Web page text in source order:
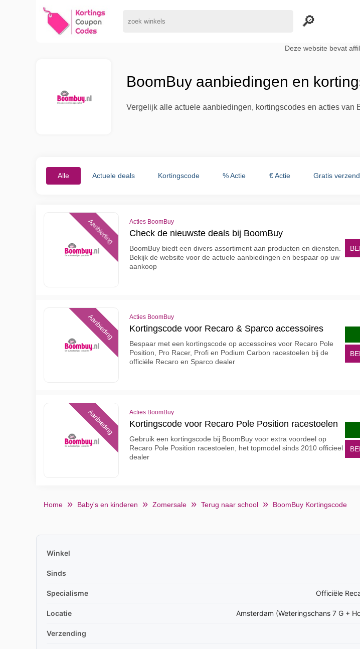
Deze website bevat
BoomBuy aanbiedingen en
Vergelijk alle actuele aanbiedingen, kortingscodes en acties
Alle Actuele deals Kortingscode % Actie € Actie Gratis
Aanbieding Acties BoomBuy
Check de nieuwste deals bij BoomBuy
BoomBuy biedt een divers assortiment aan producten en diensten.
Bekijk de website voor de actuele aanbiedingen en bespaar op uw
aankoop
Aanbieding Acties BoomBuy
Kortingscode voor Recaro & Sparco accessoires
Bespaar met een kortingscode op accessoires voor Recaro Pole
Position, Pro Racer, Profi en Podium Carbon racestoelen bij de
officiële Recaro en Sparco dealer
Aanbieding Acties BoomBuy
Kortingscode voor Recaro Pole Position racestoelen
Gebruik een kortingscode bij BoomBuy voor extra voordeel op
Recaro Pole Position racestoelen, het topmodel sinds 2010 officieel
dealer
Home Baby's en kinderen Zomersale Terug naar school BoomBuy Kortingscode
Winkel
Sinds
Specialisme Officiële
Locatie Amsterdam (Weteringschans 7 G +
Verzending